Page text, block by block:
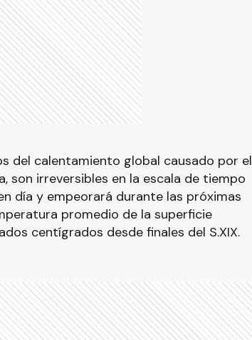
del calentamiento global causado por el
son irreversibles en la escala de tiempo
día y empeorará durante las próximas
promedio de la superficie
centígrados desde finales del S.XIX.